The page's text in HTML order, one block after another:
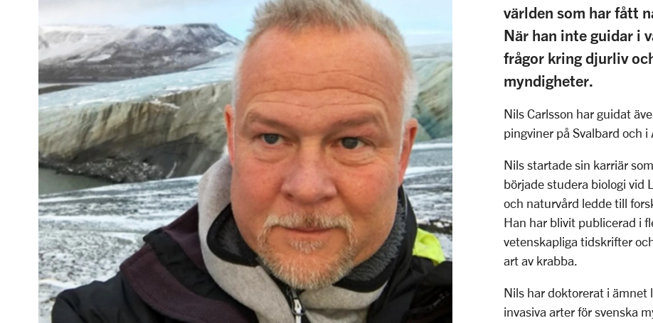
världen som har fått
När han inte guidar i
frågor kring djurliv
myndigheter.
Nils Carlsson har guidat
pingviner på Svalbard och
Nils startade sin karriär
började studera biologi vid
och naturvård ledde till
Han har blivit publicerad i
vetenskapliga tidskrifter
art av krabba.
Nils har doktorerat i ämnet
invasiva arter för svenska